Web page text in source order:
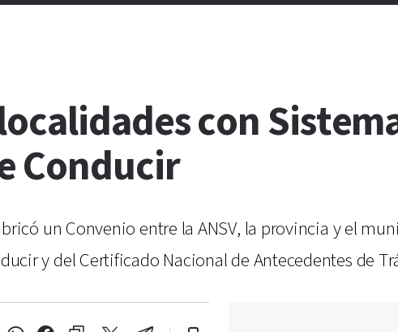
con
Conducir
un Convenio entre la ANSV, la provincia y el
y del Certificado Nacional de Antecedentes de